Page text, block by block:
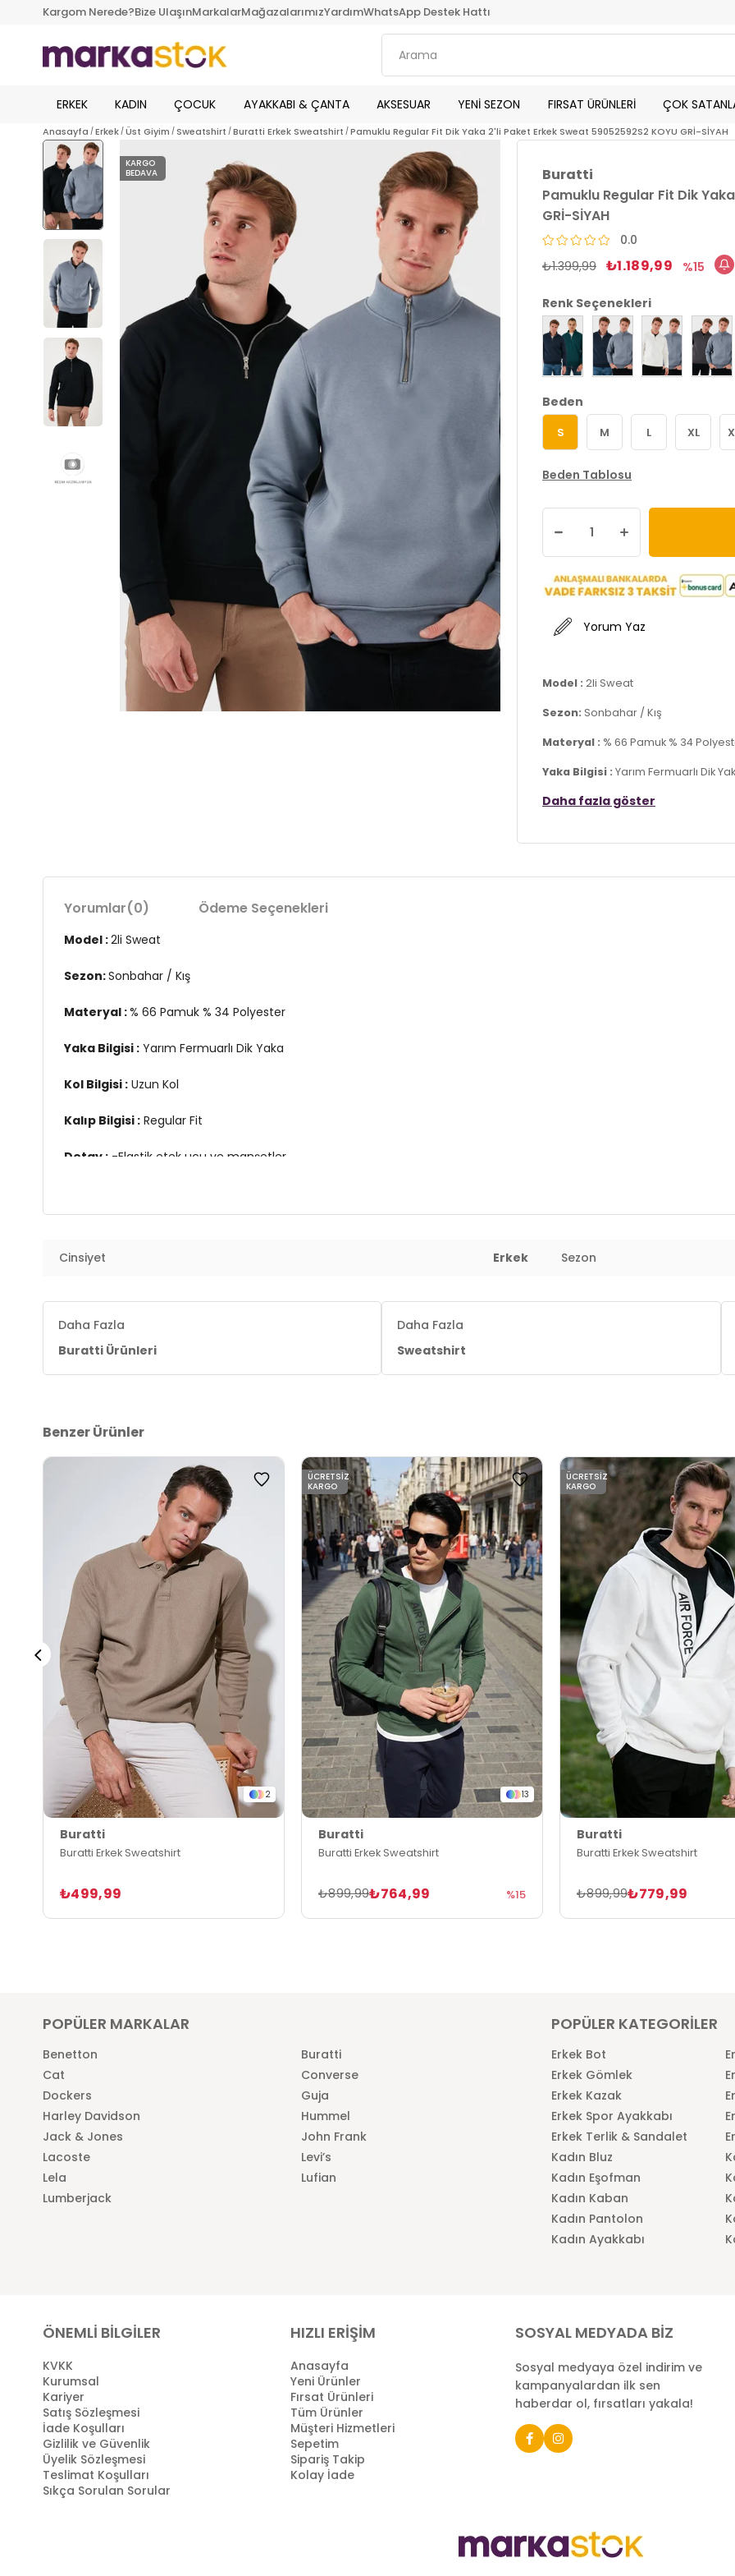
Kargom Nerede?Bize UlaşınMarkalarMağazalarımızYardımWhatsApp Destek Hattı
ERKEK KADIN ÇOCUK AYAKKABI & ÇANTA AKSESUAR YENİ SEZON FIRSAT ÜRÜNLERİ ÇOK
Anasayfa Erkek Üst Giyim Sweatshirt Buratti Erkek Sweatshirt Pamuklu Regular Fit Dik Yaka 2'li Paket Erkek Sweat 59052592S2 KOYU GRİ-SİYAH
KARGO
BEDAVA
Buratti
Pamuklu Regular Fit Dik
GRİ-SİYAH
0.0
₺1.399,99 ₺1.189,99 15
Renk Seçenekleri
Beden
S M L XL
Beden Tablosu
Yorum Yaz
Model : 2li Sweat
Sezon: Sonbahar / Kış
Materyal : % 66 Pamuk % 34
Yaka Bilgisi : Yarım Fermuarlı Dik
Kol Bilgisi :Uzun Kol
Daha fazla göster
Yorumlar(0) Ödeme Seçenekleri
Model :2li Sweat
Sezon:Sonbahar / Kış
Materyal :% 66 Pamuk % 34 Polyester
Yaka Bilgisi : Yarım Fermuarlı Dik Yaka
Kol Bilgisi : Uzun Kol
Kalıp Bilgisi : Regular Fit
Detay : -Elastik etek ucu ve manşetler
7DS159052592S2.1085
Cinsiyet Erkek Sezon
Daha Fazla
Buratti Ürünleri
Daha Fazla
Sweatshirt
Benzer Ürünler
2
Buratti
Buratti Erkek Sweatshirt
₺499,99
13
Buratti
Buratti Erkek Sweatshirt
₺764,99
₺899,99 %15
ÜCRETSIZ
KARGO
Buratti
Buratti Erkek Sweatshirt
₺779,99
₺899,99
ÜCRETSIZ
KARGO
POPÜLER MARKALAR
Benetton
Buratti
Cat
Converse
Dockers
Guja
Harley Davidson
Hummel
Jack & Jones
John Frank
Lacoste
Levi’s
Lela
Lufian
Lumberjack
POPÜLER KATEGORİLER
Erkek Bot
Erkek Gömlek
Erkek Kazak
Erkek Spor Ayakkabı
Erkek Terlik & Sandalet
Kadın Bluz
Kadın Eşofman
Kadın Kaban
Kadın Pantolon
Kadın Ayakkabı
ÖNEMLİ BİLGİLER
KVKK
Kurumsal
Kariyer
Satış Sözleşmesi
İade Koşulları
Gizlilik ve Güvenlik
Üyelik Sözleşmesi
Teslimat Koşulları
Sıkça Sorulan Sorular
HIZLI ERİŞİM
Anasayfa
Yeni Ürünler
Fırsat Ürünleri
Tüm Ürünler
Müşteri Hizmetleri
Sepetim
Sipariş Takip
Kolay İade
SOSYAL MEDYADA BİZ
Sosyal medyaya özel indirim ve
kampanyalardan ilk sen
haberdar ol, fırsatları yakala!